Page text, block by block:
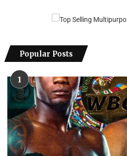
Popular Posts
1